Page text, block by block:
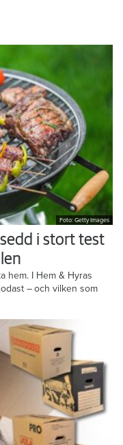
Foto: Getty Images
i stort test
hem. I Hem & Hyras
– och vilken som